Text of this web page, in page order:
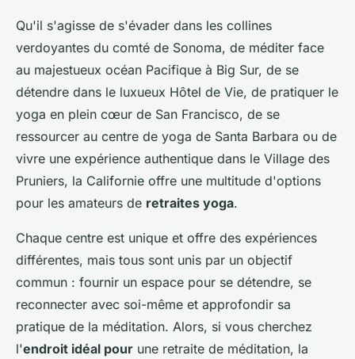
Qu'il s'agisse de s'évader dans les collines
verdoyantes du comté de Sonoma, de méditer face
au majestueux océan Pacifique à Big Sur, de se
détendre dans le luxueux Hôtel de Vie, de pratiquer le
yoga en plein cœur de San Francisco, de se
ressourcer au centre de yoga de Santa Barbara ou de
vivre une expérience authentique dans le Village des
Pruniers, la Californie offre une multitude d'options
pour les amateurs de retraites yoga.
Chaque centre est unique et offre des expériences
différentes, mais tous sont unis par un objectif
commun : fournir un espace pour se détendre, se
reconnecter avec soi-même et approfondir sa
pratique de la méditation. Alors, si vous cherchez
l'endroit idéal pour une retraite de méditation, la